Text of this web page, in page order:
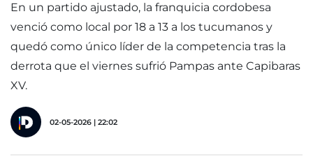
En un partido ajustado, la franquicia cordobesa
venció como local por 18 a 13 a los tucumanos y
quedó como único líder de la competencia tras la
derrota que el viernes sufrió Pampas ante Capibaras
XV.
02-05-2026 | 22:02